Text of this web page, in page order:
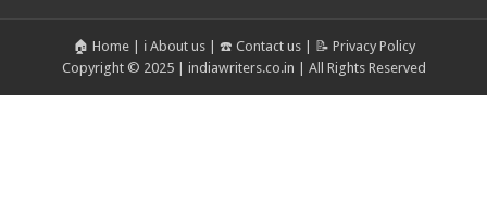
🏠 Home| ℹ️ About us| ☎️ Contact us|
📝 Privacy Policy
Copyright © 2025 | indiawriters.co.in | All Rights Reserved